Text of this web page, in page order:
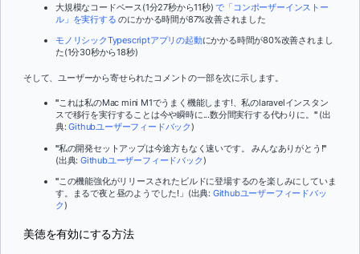
大規模なコードベース(1分27秒から11秒)で「コンポーザーインストー
ル」を実行する のにかかる時間が87%改善されました
モノリシックTypescriptアプリの起動にかかる時間が80%改善されまし
た(1分30秒から18秒)
そして、ユーザーから寄せられたコメントの一部を次に示します。
"これは私のMac mini M1でうまく機能します!、私のlaravelインスタン
スで移行を実行することは今や瞬時に...数分間実行する代わりに。 " (出
典:Githubユーザーフィードバック)
"私の開発セットアップは今途方もなく速いです。 みんなありがとう!"
(出典: Githubユーザーフィードバック)
"この機能強化がリリースされたビルドに登場するのを楽しみにしていま
す。まるで夜と昼のようでした!」(出典: Githubユーザーフィードバッ
ク)
美徳を有効にする方法